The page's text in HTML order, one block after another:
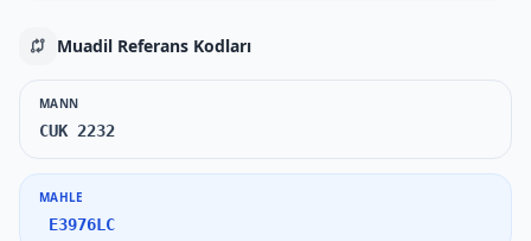
Muadil Referans Kodları
MANN
CUK 2232
MAHLE
E3976LC